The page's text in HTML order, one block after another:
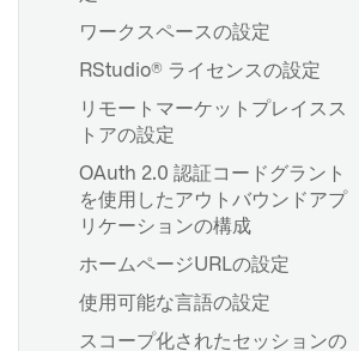
ワークスペースの設定
RStudio® ライセンスの設定
リモートマーケットプレイスス
トアの設定
OAuth 2.0 認証コードグラント
を使用したアウトバウンドアプ
リケーションの構成
ホームページURLの設定
使用可能な言語の設定
スコープ化されたセッションの